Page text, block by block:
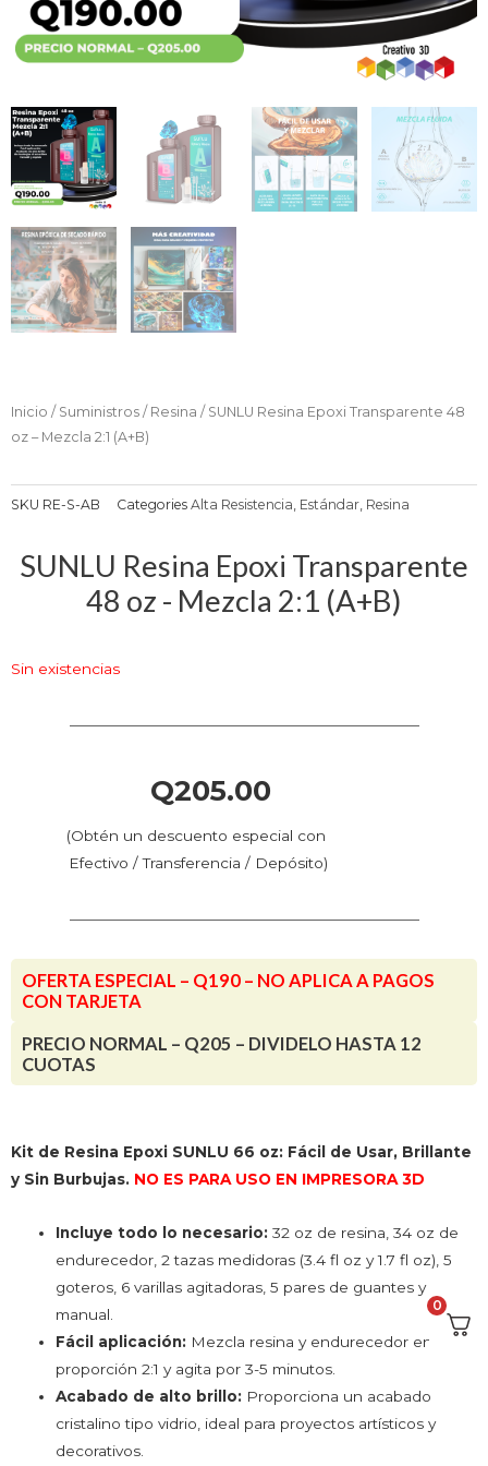
Inicio / Suministros / Resina / SUNLU Resina Epoxi Transparente 48
oz – Mezcla 2:1 (A+B)
SKU RE-S-AB Categories Alta Resistencia Estándar Resina
SUNLU Resina Epoxi Transparente
48 oz - Mezcla 2:1 (A+B)
Sin existencias
Q205.00
(Obtén un descuento especial con
Efectivo / Transferencia / Depósito)
OFERTA ESPECIAL – Q190 – NO APLICA A PAGOS
CON TARJETA
PRECIO NORMAL – Q205 – DIVIDELO HASTA 12
CUOTAS
Kit de Resina Epoxi SUNLU 66 oz: Fácil de Usar, Brillante
y Sin Burbujas. NO ES PARA USO EN IMPRESORA 3D
Incluye todo lo necesario: 32 oz de resina, 34 oz de
endurecedor, 2 tazas medidoras (3.4 fl oz y 1.7 fl oz), 5
goteros, 6 varillas agitadoras, 5 pares de guantes y
manual.
Fácil aplicación: Mezcla resina y endurecedor en
proporción 2:1 y agita por 3-5 minutos.
Acabado de alto brillo: Proporciona un acabado
cristalino tipo vidrio, ideal para proyectos artísticos y
decorativos.
0